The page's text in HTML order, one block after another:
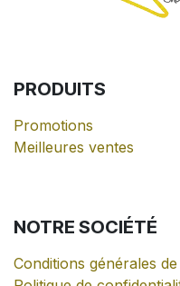
PRODUITS
Promotions
Meilleures ventes
NOTRE SOCIÉTÉ
Conditions générales